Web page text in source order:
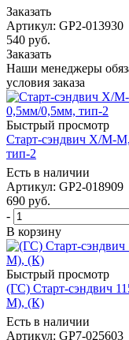
Заказать
Артикул: GP2-013930
540 руб.
Заказать
Наши менеджеры
условия заказа
Быстрый просмотр
Старт-сэндвич Х/М-
тип-2
Есть в наличии
Артикул: GP2-018909
690 руб.
-
В корзину
Быстрый просмотр
(ГС) Старт-сэндвич
М), (К)
Есть в наличии
Артикул: GP7-025603